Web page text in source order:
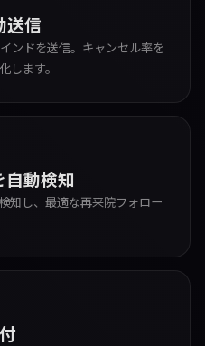
送信
ンドを送信。キャンセル率を
します。
動検知
知し、最適な再来院フォロー